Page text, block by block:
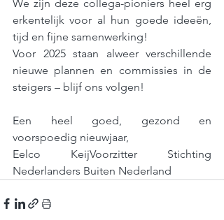
We zijn deze collega-pioniers heel erg
erkentelijk voor al hun goede ideeën,
tijd en fijne samenwerking!
Voor 2025 staan alweer verschillende
nieuwe plannen en commissies in de
steigers – blijf ons volgen!
Een heel goed, gezond en
voorspoedig nieuwjaar,
Eelco KeijVoorzitter Stichting
Nederlanders Buiten Nederland